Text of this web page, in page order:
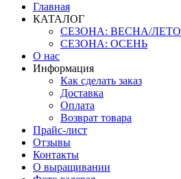
Главная
КАТАЛОГ
СЕЗОНА: ВЕСНА/ЛЕТО
СЕЗОНА: ОСЕНЬ
О нас
Информация
Как сделать заказ
Доставка
Оплата
Возврат товара
Прайс-лист
Отзывы
Контакты
О выращивании